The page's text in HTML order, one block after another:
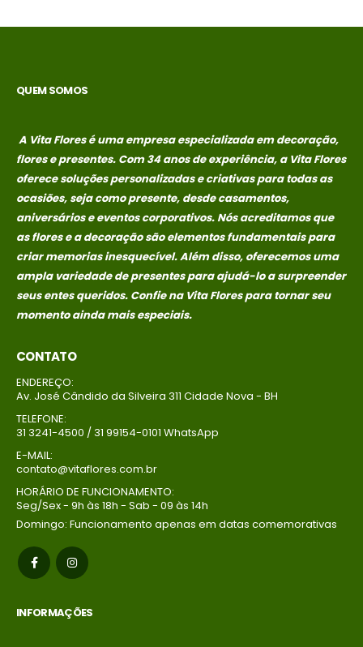
QUEM SOMOS
A Vita Flores é uma empresa especializada em decoração,
flores e presentes. Com 34 anos de experiência, a Vita Flores
oferece soluções personalizadas e criativas para todas as
ocasiões, seja como presente, desde casamentos,
aniversários e eventos corporativos. Nós acreditamos que
as flores e a decoração são elementos fundamentais para
criar memoriasinesquecível. Além disso, oferecemos uma
ampla variedade de presentes para ajudá-lo a surpreender
seus entes queridos. Confie na Vita Flores para tornar seu
momento ainda mais especiais.
CONTATO
ENDEREÇO:
Av. José Cândido da Silveira 311 Cidade Nova - BH
TELEFONE:
31 3241-4500 / 31 99154-0101 WhatsApp
E-MAIL:
contato@vitaflores.com.br
HORÁRIO DE FUNCIONAMENTO:
Seg/Sex - 9h às 18h - Sab - 09 às 14h
Domingo: Funcionamento apenas em datas comemorativas
INFORMAÇÕES